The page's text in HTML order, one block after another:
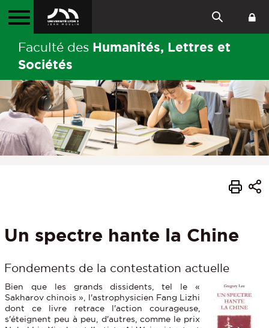
Faculté des Humanités, Lettres et
Sociétés
Un spectre hante la Chine
Fondements de la contestation actuelle
Bien que les grands dissidents, tel le «
Sakharov chinois », l'astrophysicien Fang Lizhi
dont ce livre retrace l'action courageuse,
s'éteignent peu à peu, d'autres, comme le prix